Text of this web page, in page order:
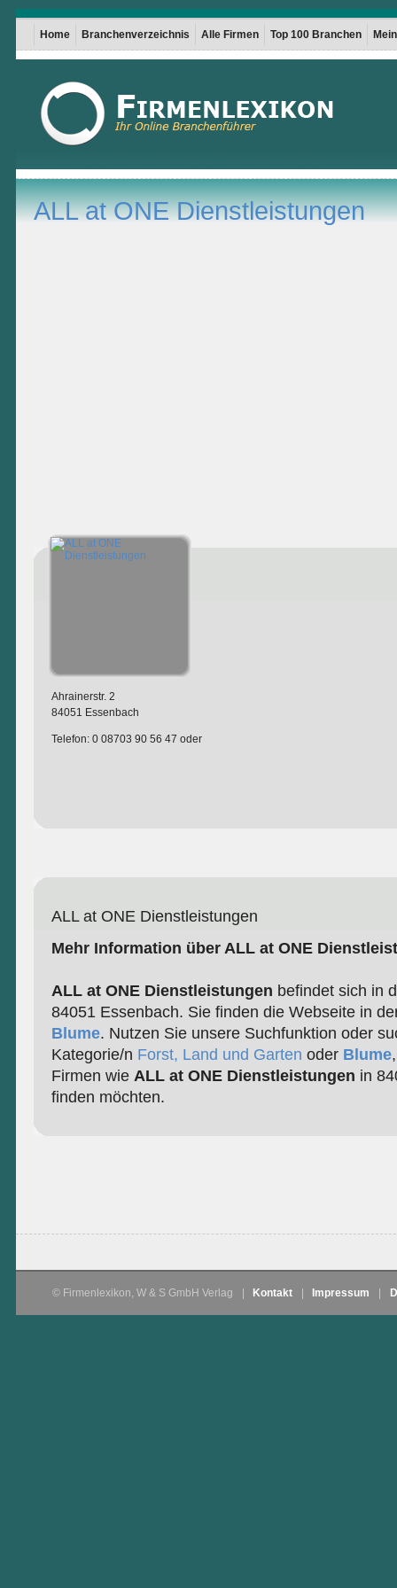
Home Branchenverzeichnis Alle Firmen Top 100 Branchen
ALL at ONE Dienstleistungen
Ahrainerstr. 2
84051 Essenbach
Telefon: 0 08703 90 56 47 oder
ALL at ONE Dienstleistungen
Mehr Information über ALL at ONE
ALL at ONE Dienstleistungen befindet sich in
84051 Essenbach. Sie finden die Webseite in
Blume. Nutzen Sie unsere Suchfunktion oder
Kategorie/n Forst, Land und Garten oder Blume
Firmen wie ALL at ONE Dienstleistungen in
finden möchten.
© Firmenlexikon, W & S GmbH Verlag Kontakt Impressum